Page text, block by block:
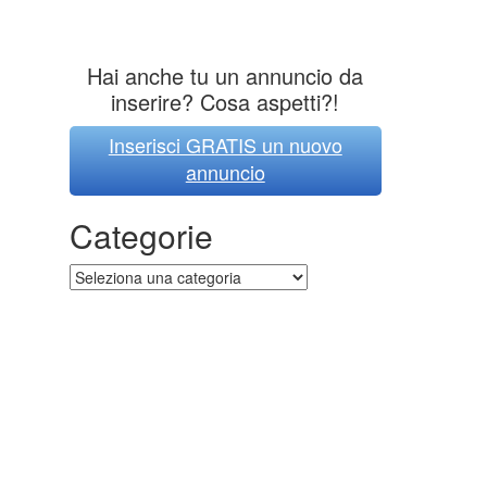
Hai anche tu un annuncio da
inserire? Cosa aspetti?!
Inserisci GRATIS un nuovo
annuncio
Categorie
Categorie